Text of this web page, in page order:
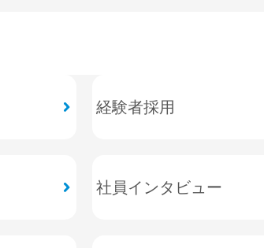
経験者採用
社員インタビュー